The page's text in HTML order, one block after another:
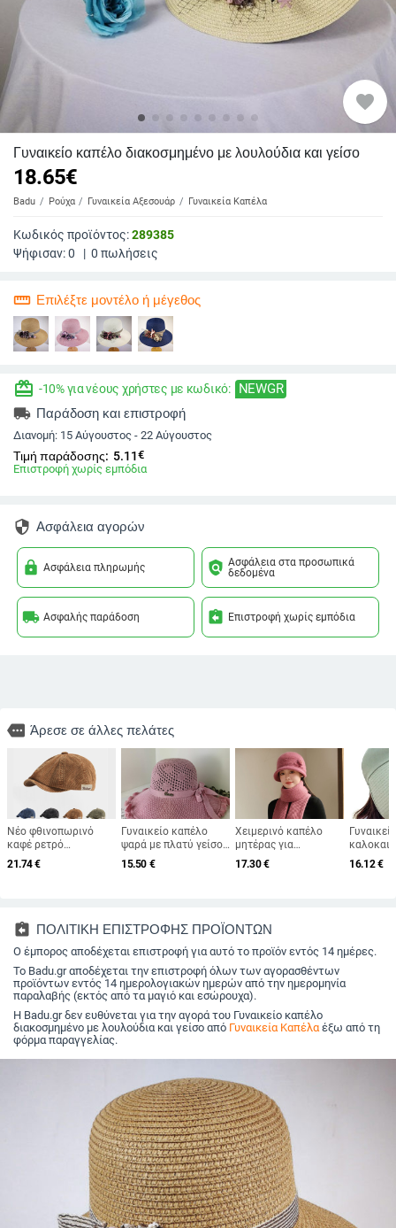
favorite
Γυναικείο καπέλο διακοσμημένο με λουλούδια και γείσο
18.65€
Badu Ρούχα Γυναικεία Αξεσουάρ Γυναικεία Καπέλα
Κωδικός προϊόντος:289385
Ψήφισαν:0 | 0 πωλήσεις
straighten Επιλέξτε μοντέλο ή μέγεθος
redeem -10% για νέους χρήστες με κωδικό: NEWGR
local_shipping Παράδοση και επιστροφή
Διανομή: 15 Αύγουστος - 22 Αύγουστος
Τιμή παράδοσης: 5.11€
Επιστροφή χωρίς εμπόδια
security Ασφάλεια αγορών
lock Ασφάλεια πληρωμής policy Ασφάλεια στα προσωπικά
δεδομένα
local_shipping Ασφαλής παράδοση assignment_return Επιστροφή χωρίς εμπόδια
more Άρεσε σε άλλες πελάτες
Νέο φθινοπωρινό
καφέ ρετρό
βελούδινο
οκταγωνικό καπέλο
μπερέ, φθινοπωρινό
και χειμωνιάτικο
μονόχρωμο καπέλο
γενικής χρήσης
21.74€
Γυναικείο καπέλο
ψαρά με πλατύ γείσο,
καπέλο ηλίου, πλεκτό
καπέλο ηλίου, καπέλο
15.50 €
Χειμερινό καπέλο
μητέρας για
μεσήλικες και
ηλικιωμένες
ζεστό, μάλλινο
καπέλο και βελούδινο
καπέλο νιπτήρα
17.30€
με
16.12€
assignment_return ΠΟΛΙΤΙΚΗ ΕΠΙΣΤΡΟΦΗΣ ΠΡΟΪΟΝΤΩΝ
Ο έμπορος αποδέχεται επιστροφή για αυτό το προϊόν εντός 14 ημέρες.
Το Badu.gr αποδέχεται την επιστροφή όλων των αγορασθέντων
προϊόντων εντός 14 ημερολογιακών ημερών από την ημερομηνία
παραλαβής (εκτός από τα μαγιό και εσώρουχα).
Η Badu.gr δεν ευθύνεται για την αγορά του Γυναικείο καπέλο
διακοσμημένο με λουλούδια και γείσο από Γυναικεία Καπέλαέξω από τη
φόρμα παραγγελίας.